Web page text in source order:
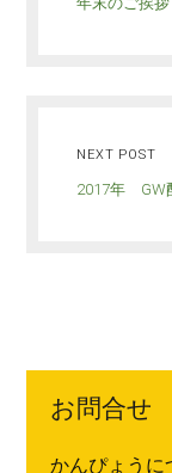
NEXT POST
2017年 GW
お問合せ
かんぴょうに